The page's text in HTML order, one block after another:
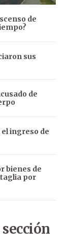
de
sus
de
ingreso de
bienes de
por